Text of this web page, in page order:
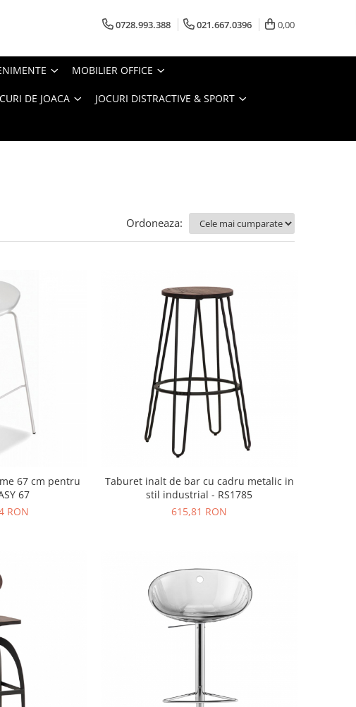
0728.993.388 021.667.0396 0,00
MOBILIER OFFICE
DE JOACA JOCURI DISTRACTIVE & SPORT
Ordoneaza:
67 cm pentru
67
RON
Taburet inalt de bar cu cadru metalic in
stil industrial - RS1785
615,81 RON